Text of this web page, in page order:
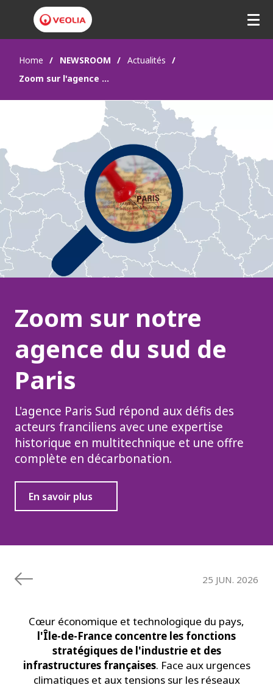
Home NEWSROOM
Actualités
Zoom sur l'agence Paris Sud : l'expertise multitechnique au service de la performance et de la décarbonation
Zoom sur notre
agence du sud de
Paris
L'agence Paris Sud répond aux défis des
acteurs franciliens avec une expertise
historique en multitechnique et une offre
complète en décarbonation.
En savoir plus
25 JUN. 2026
Cœur économique et technologique du pays,
l'Île-de-France concentre les fonctions
stratégiques de l'industrie et des
infrastructures françaises. Face aux urgences
climatiques et aux tensions sur les réseaux